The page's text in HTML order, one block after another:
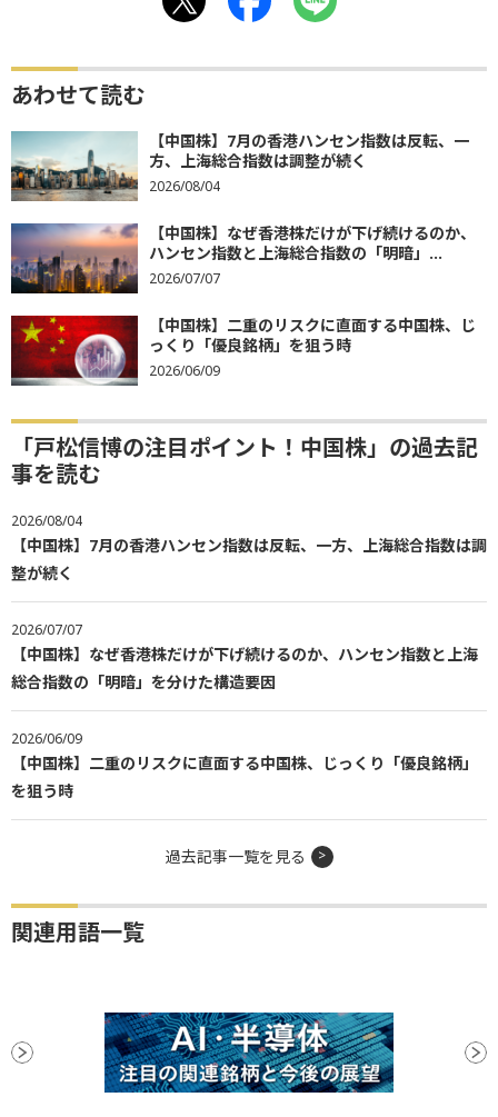
あわせて読む
【中国株】7月の香港ハンセン指数は反転、一
方、上海総合指数は調整が続く
2026/08/04
【中国株】なぜ香港株だけが下げ続けるのか、
ハンセン指数と上海総合指数の「明暗」...
2026/07/07
【中国株】二重のリスクに直面する中国株、じ
っくり「優良銘柄」を狙う時
2026/06/09
「戸松信博の注目ポイント！中国株」の過去記
事を読む
2026/08/04
【中国株】7月の香港ハンセン指数は反転、一方、上海総合指数は調
整が続く
2026/07/07
【中国株】なぜ香港株だけが下げ続けるのか、ハンセン指数と上海
総合指数の「明暗」を分けた構造要因
2026/06/09
【中国株】二重のリスクに直面する中国株、じっくり「優良銘柄」
を狙う時
過去記事一覧を見る
関連用語一覧